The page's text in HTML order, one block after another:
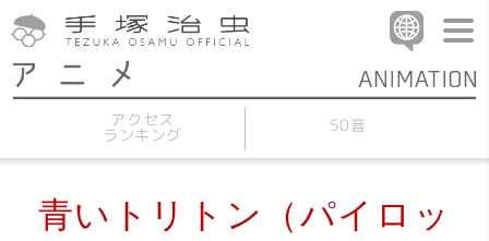
アクセス
ランキング 50音
青いトリトン（パイロッ